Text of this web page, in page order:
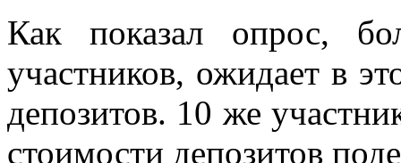
Как показал опрос,
участников, ожидает в
депозитов. 10 же
стоимости депозитов